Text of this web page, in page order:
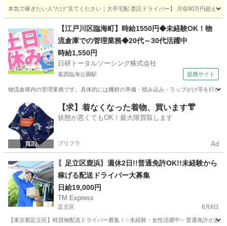
本気で稼ぎたい人“だけ”見てください｜大手宅配 委託ドライバー】 月収80万円超え
配送 給料
【江戸川区臨海町】時給1550円◆未経験OK！物
流倉庫での管理業務◆20代～30代活躍中
時給1,550円
日研トータルソーシング株式会社
葛西臨海公園駅 提携サイト
物流倉庫内の管理業務です。具体的には機材の準備・積み込み・ラップがけ等を行い
東京 江戸川区 葛西臨海公園駅 ドライバー
【求】着なくなった着物、買います👘
状態が悪くてもOK！最大限買取します
プリフラ Ad
〖足立区鹿浜〗週休2日!!普通免許OK!!未経験から
稼げる配送ドライバー大募集
日給19,000円
TM Express
足立区 8月8日
【東京都足立区】軽貨物配送ドライバー募集！✨未経験・女性活躍中✨ 普通免許が